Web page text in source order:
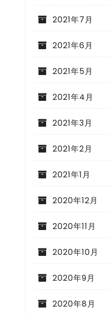
2021年7月
2021年6月
2021年5月
2021年4月
2021年3月
2021年2月
2021年1月
2020年12月
2020年11月
2020年10月
2020年9月
2020年8月